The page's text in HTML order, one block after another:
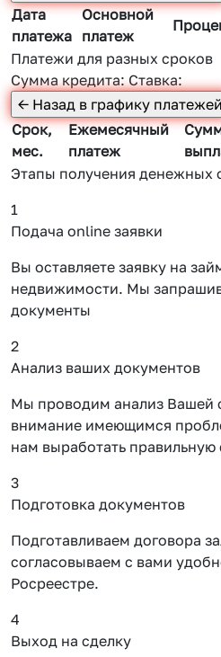
Дата
платежа
Основной
платеж
Платежи для разных сроков
Сумма кредита:Ставка:
Срок,
мес.
Ежемесячный
платеж
Этапы получения денежных
1
Подача online заявки
Вы оставляете заявку на
недвижимости. Мы
документы
2
Анализ ваших документов
Мы проводим анализ Вашей
внимание имеющимся
нам выработать правильную
3
Подготовка документов
Подготавливаем договора
согласовываем с вами
Росреестре.
4
Выход на сделку